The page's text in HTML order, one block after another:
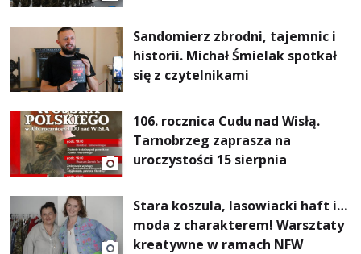
Sandomierz zbrodni, tajemnic i
historii. Michał Śmielak spotkał
się z czytelnikami
106. rocznica Cudu nad Wisłą.
Tarnobrzeg zaprasza na
uroczystości 15 sierpnia
Stara koszula, lasowiacki haft i…
moda z charakterem! Warsztaty
kreatywne w ramach NFW